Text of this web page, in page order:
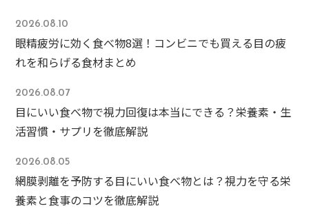
2026.08.10
眼精疲労に効く食べ物8選！コンビニでも買える目の疲
れを和らげる食材まとめ
2026.08.07
目にいい食べ物で視力回復は本当にできる？栄養素・生
活習慣・サプリを徹底解説
2026.08.05
網膜剥離を予防する目にいい食べ物とは？視力を守る栄
養素と食事のコツを徹底解説